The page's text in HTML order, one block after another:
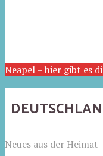
Neapel – hier gibt es
Neues aus der Heimat